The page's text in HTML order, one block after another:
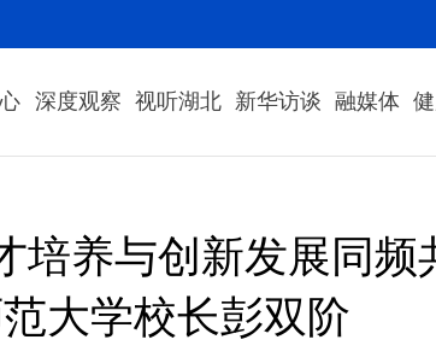
深度观察 视听湖北 新华访谈 融媒体
培养与创新发展同
大学校长彭双阶